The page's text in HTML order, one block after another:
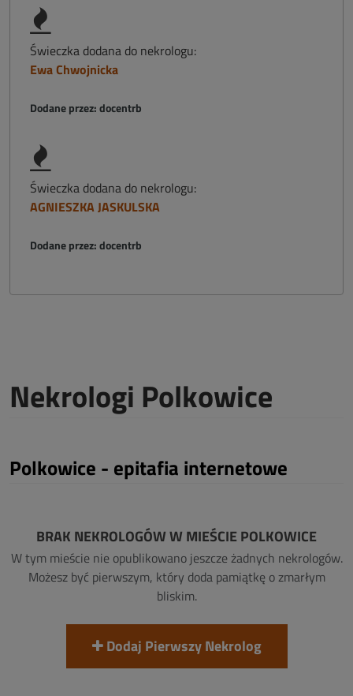
Świeczka dodana do nekrologu:
Ewa Chwojnicka
Dodane przez: docentrb
Świeczka dodana do nekrologu:
AGNIESZKA JASKULSKA
Dodane przez: docentrb
Nekrologi Polkowice
Polkowice - epitafia internetowe
BRAK NEKROLOGÓW W MIEŚCIE POLKOWICE
W tym mieście nie opublikowano jeszcze żadnych nekrologów.
Możesz być pierwszym, który doda pamiątkę o zmarłym
bliskim.
Dodaj Pierwszy Nekrolog